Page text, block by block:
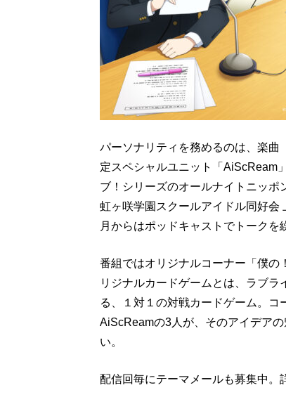
パーソナリティを務めるのは、楽
定スペシャルユニット「AiScReam
ブ！シリーズのオールナイトニッポ
虹ヶ咲学園スクールアイドル同好会
月からはポッドキャストでトークを
番組ではオリジナルコーナー「僕の
リジナルカードゲームとは、ラブ
る、１対１の対戦カードゲーム。コ
AiScReamの3人が、そのアイデア
い。
配信回毎にテーマメールも募集中。